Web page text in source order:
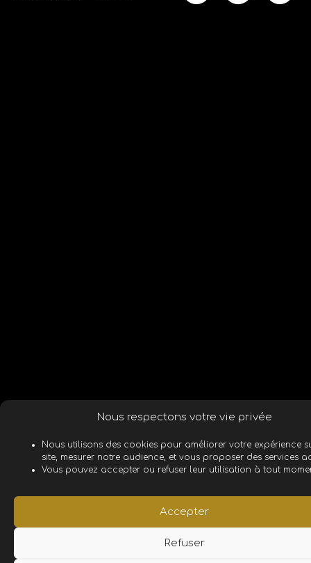
Nous respectons votre vie privée
Nous utilisons des cookies pour améliorer votre expérience
site, mesurer notre audience, et vous proposer des services
Vous pouvez accepter ou refuser leur utilisation à tout
Accepter
Refuser